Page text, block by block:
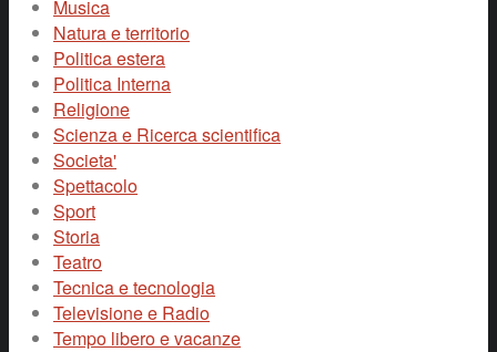
Musica
Natura e territorio
Politica estera
Politica Interna
Religione
Scienza e Ricerca scientifica
Societa'
Spettacolo
Sport
Storia
Teatro
Tecnica e tecnologia
Televisione e Radio
Tempo libero e vacanze